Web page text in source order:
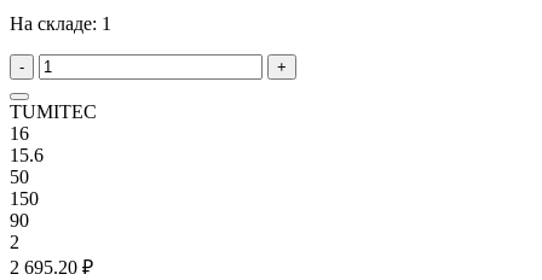
На складе: 1
- +
TUMITEC
16
15.6
50
150
90
2
2 695.20 ₽